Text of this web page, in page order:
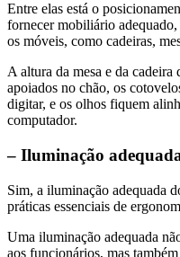
Entre elas está o
fornecer mobiliário
os móveis, como cadeiras,
A altura da mesa e da
apoiados no chão, os
digitar, e os olhos fiquem
computador.
– Iluminação
Sim, a iluminação adequada
práticas essenciais de
Uma iluminação adequada
aos funcionários, mas